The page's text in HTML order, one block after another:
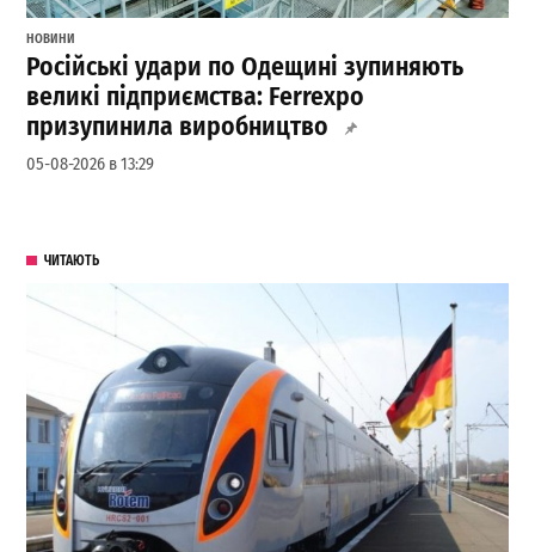
НОВИНИ
Російські удари по Одещині зупиняють
великі підприємства: Ferrexpo
призупинила виробництво
05-08-2026 в 13:29
ЧИТАЮТЬ